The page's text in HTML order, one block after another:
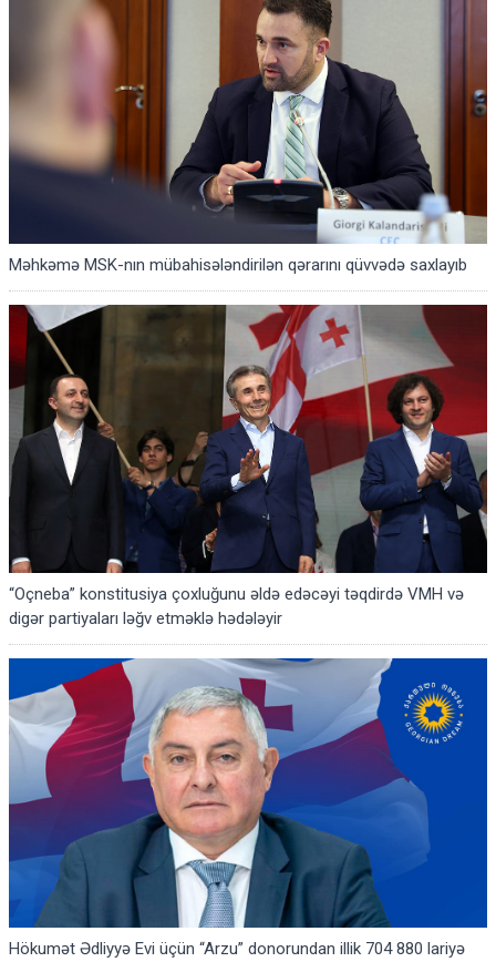
Məhkəmə MSK-nın mübahisələndirilən qərarını qüvvədə saxlayıb
“Oçneba” konstitusiya çoxluğunu əldə edəcəyi təqdirdə VMH və
digər partiyaları ləğv etməklə hədələyir
Hökumət Ədliyyə Evi üçün “Arzu” donorundan illik 704 880 lariyə